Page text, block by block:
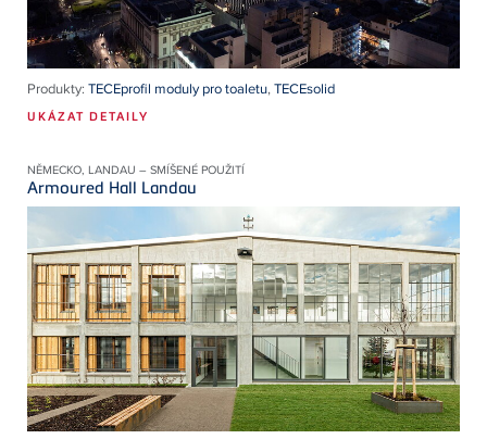
Produkty: TECEprofil moduly pro toaletu,TECEsolid
UKÁZAT DETAILY
NĚMECKO, LANDAU – SMÍŠENÉ POUŽITÍ
Armoured Hall Landau